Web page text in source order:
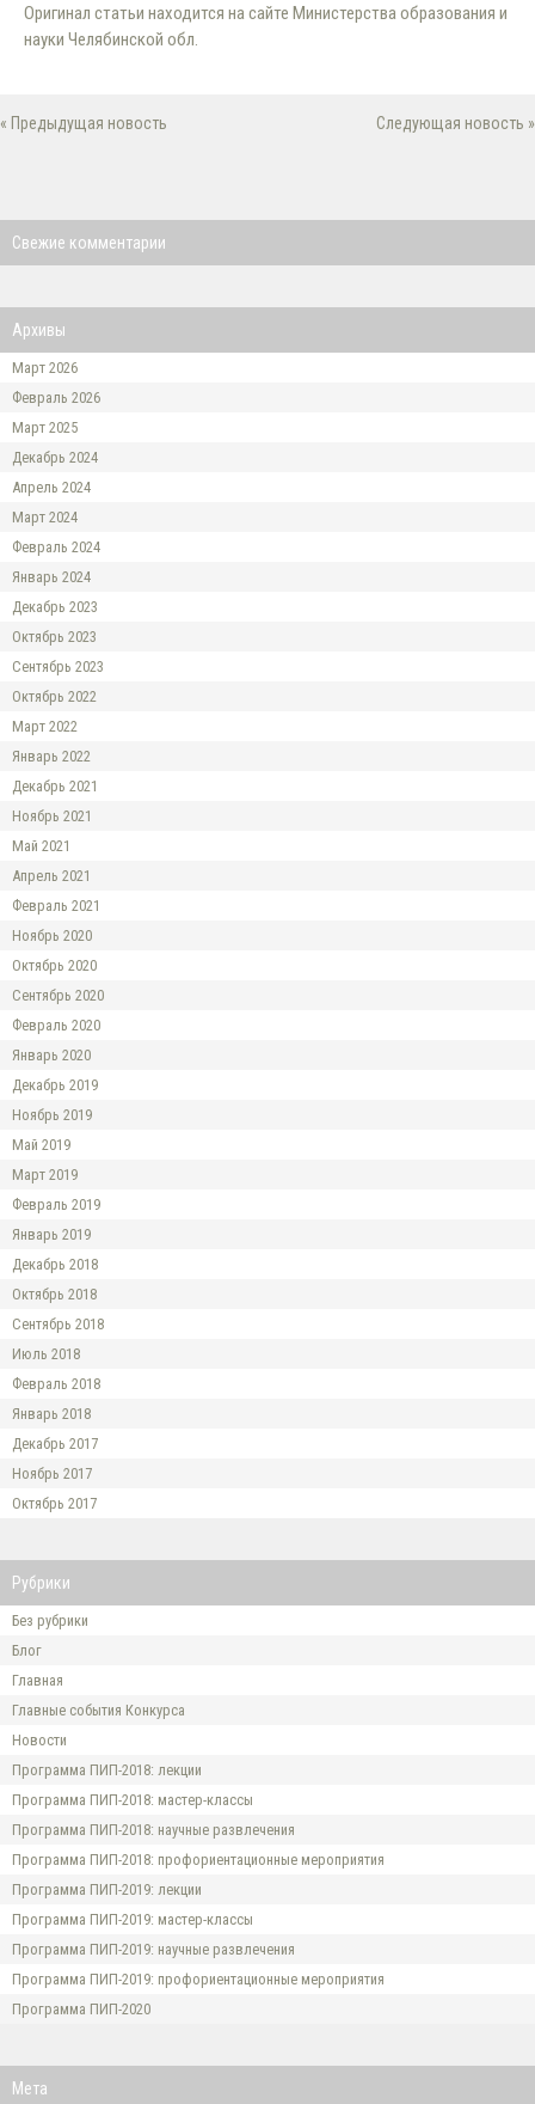
Оригинал статьи находится на сайте Министерства образования и
науки Челябинской обл.
« Предыдущая новость Следующая новость »
Свежие комментарии
Архивы
Март 2026
Февраль 2026
Март 2025
Декабрь 2024
Апрель 2024
Март 2024
Февраль 2024
Январь 2024
Декабрь 2023
Октябрь 2023
Сентябрь 2023
Октябрь 2022
Март 2022
Январь 2022
Декабрь 2021
Ноябрь 2021
Май 2021
Апрель 2021
Февраль 2021
Ноябрь 2020
Октябрь 2020
Сентябрь 2020
Февраль 2020
Январь 2020
Декабрь 2019
Ноябрь 2019
Май 2019
Март 2019
Февраль 2019
Январь 2019
Декабрь 2018
Октябрь 2018
Сентябрь 2018
Июль 2018
Февраль 2018
Январь 2018
Декабрь 2017
Ноябрь 2017
Октябрь 2017
Рубрики
Без рубрики
Блог
Главная
Главные события Конкурса
Новости
Программа ПИП-2018: лекции
Программа ПИП-2018: мастер-классы
Программа ПИП-2018: научные развлечения
Программа ПИП-2018: профориентационные мероприятия
Программа ПИП-2019: лекции
Программа ПИП-2019: мастер-классы
Программа ПИП-2019: научные развлечения
Программа ПИП-2019: профориентационные мероприятия
Программа ПИП-2020
Мета